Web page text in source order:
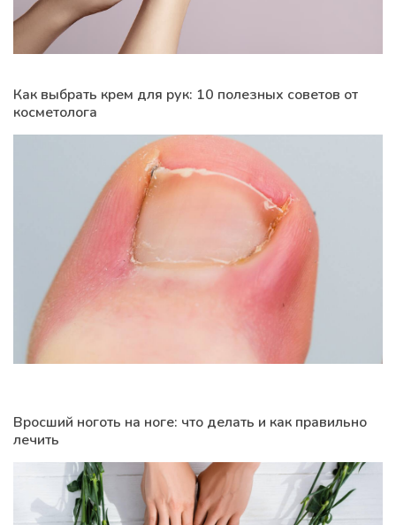
Как выбрать крем для рук: 10 полезных советов от
косметолога
Вросший ноготь на ноге: что делать и как правильно
лечить